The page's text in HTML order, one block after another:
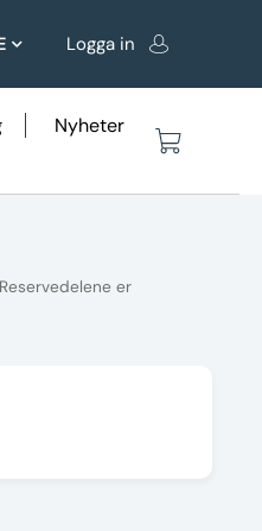
Logga in
Nyheter
er